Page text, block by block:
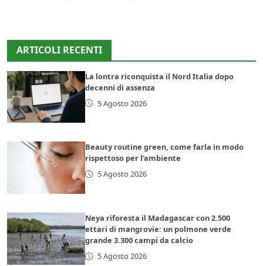
ARTICOLI RECENTI
La lontra riconquista il Nord Italia dopo
decenni di assenza
5 Agosto 2026
Beauty routine green, come farla in modo
rispettoso per l’ambiente
5 Agosto 2026
Neya riforesta il Madagascar con 2.500
ettari di mangrovie: un polmone verde
grande 3.300 campi da calcio
5 Agosto 2026